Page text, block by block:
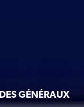
GÉNÉRAUX